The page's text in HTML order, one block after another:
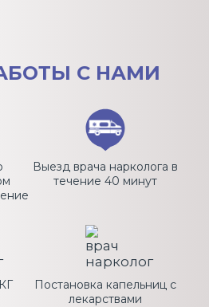
С НАМИ
Выезд врача нарколога в
течение 40 минут
Постановка капельниц с
лекарствами